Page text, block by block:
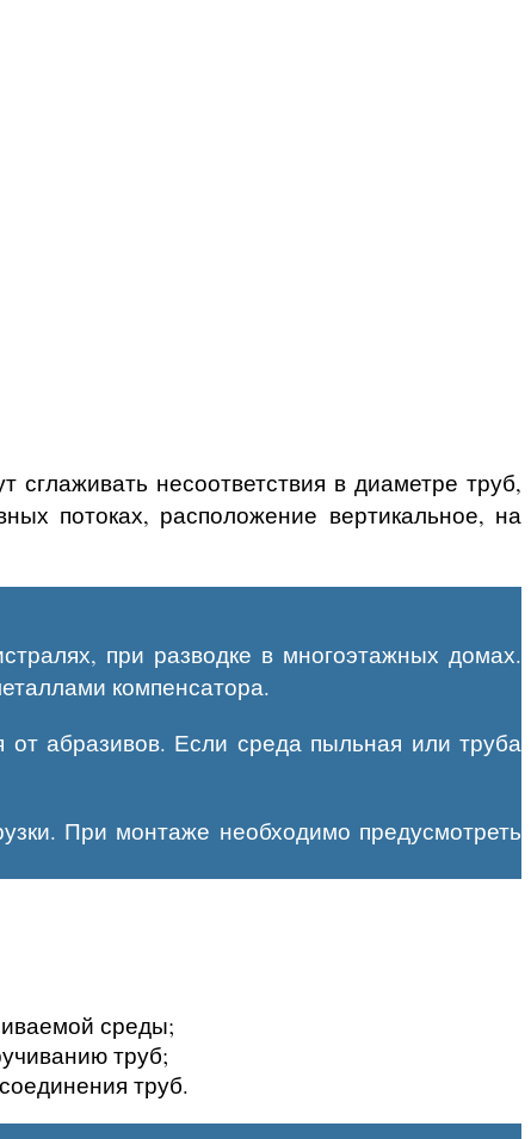
сглаживать несоответствия в диаметре труб,
потоках, расположение вертикальное, на
при разводке в многоэтажных домах.
компенсатора.
от абразивов. Если среда пыльная или труба
При монтаже необходимо предусмотреть
среды;
труб;
труб.